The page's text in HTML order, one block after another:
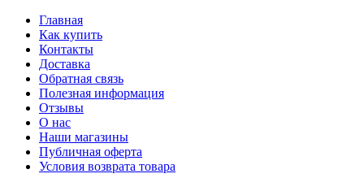
Главная
Как купить
Контакты
Доставка
Обратная связь
Полезная информация
Отзывы
О нас
Наши магазины
Публичная оферта
Условия возврата товара